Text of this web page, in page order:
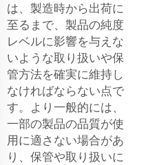
は、製造時から出荷に
至るまで、製品の純度
レベルに影響を与えな
いような取り扱いや保
管方法を確実に維持し
なければならない点で
す。より一般的には、
一部の製品の品質が使
用に適さない場合があ
り、保管や取り扱いに